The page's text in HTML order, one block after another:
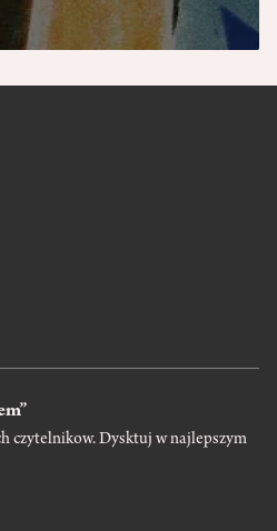
czytelnikow. Dysktuj w najlepszym